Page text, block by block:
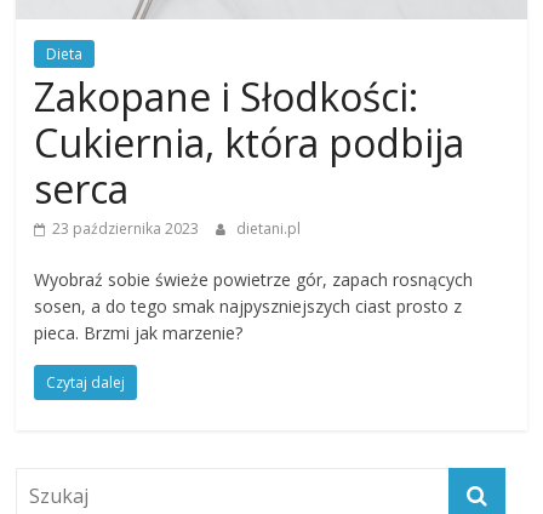
Dieta
Zakopane i Słodkości:
Cukiernia, która podbija
serca
23 października 2023 dietani.pl
Wyobraź sobie świeże powietrze gór, zapach rosnących
sosen, a do tego smak najpyszniejszych ciast prosto z
pieca. Brzmi jak marzenie?
Czytaj dalej